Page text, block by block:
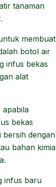
tanaman
membuat
botol air
infus bekas
alat
apabila
bekas
bersih dengan
bahan kimia
infus baru